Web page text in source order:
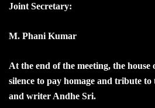
Joint Secretary:
M. Phani Kumar
At the end of the meeting, the house
silence to pay homage and tribute
and writer Andhe Sri.